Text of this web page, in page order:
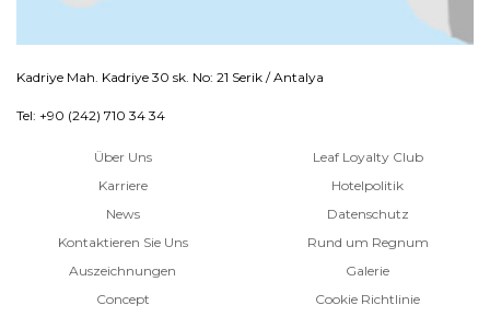
Kadriye Mah. Kadriye 30 sk. No: 21 Serik / Antalya
Tel: +90 (242) 710 34 34
Über Uns
Karriere
News
Kontaktieren Sie Uns
Auszeichnungen
Concept
Leaf Loyalty Club
Hotelpolitik
Datenschutz
Rund um Regnum
Galerie
Cookie Richtlinie